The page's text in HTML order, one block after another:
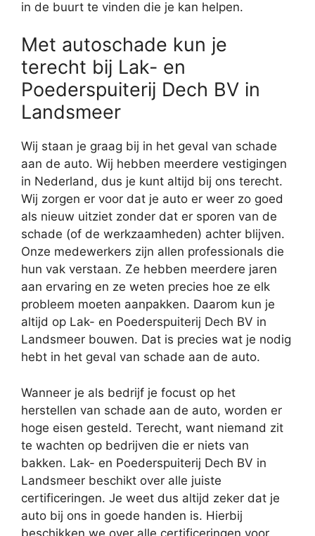
in de buurt te vinden die je kan helpen.
Met autoschade kun je
terecht bij Lak- en
Poederspuiterij Dech BV in
Landsmeer
Wij staan je graag bij in het geval van schade
aan de auto. Wij hebben meerdere vestigingen
in Nederland, dus je kunt altijd bij ons terecht.
Wij zorgen er voor dat je auto er weer zo goed
als nieuw uitziet zonder dat er sporen van de
schade (of de werkzaamheden) achter blijven.
Onze medewerkers zijn allen professionals die
hun vak verstaan. Ze hebben meerdere jaren
aan ervaring en ze weten precies hoe ze elk
probleem moeten aanpakken. Daarom kun je
altijd op Lak- en Poederspuiterij Dech BV in
Landsmeer bouwen. Dat is precies wat je nodig
hebt in het geval van schade aan de auto.
Wanneer je als bedrijf je focust op het
herstellen van schade aan de auto, worden er
hoge eisen gesteld. Terecht, want niemand zit
te wachten op bedrijven die er niets van
bakken. Lak- en Poederspuiterij Dech BV in
Landsmeer beschikt over alle juiste
certificeringen. Je weet dus altijd zeker dat je
auto bij ons in goede handen is. Hierbij
beschikken we over alle certificeringen voor